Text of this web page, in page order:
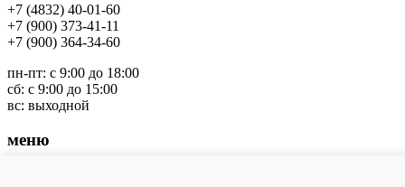
+7 (4832) 40-01-60
+7 (900) 373-41-11
+7 (900) 364-34-60
пн-пт: с 9:00 до 18:00
сб: с 9:00 до 15:00
вс: выходной
меню